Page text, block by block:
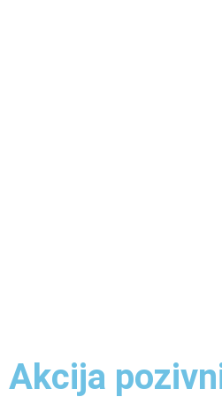
Akcija